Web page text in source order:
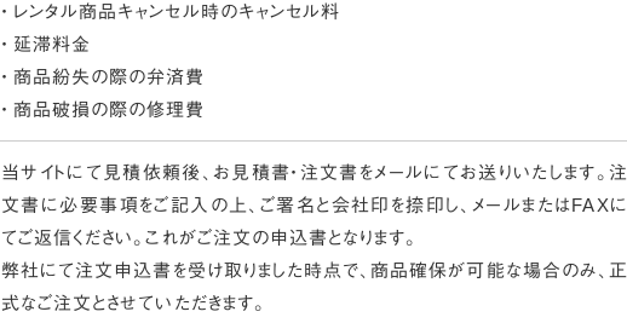
レンタル商品キャンセル時のキャンセル料
延滞料金
商品紛失の際の弁済費
商品破損の際の修理費
当サイトにて見積依頼後、お見積書・注文書をメールにてお送りいたします。注
文書に必要事項をご記入の上、ご署名と会社印を捺印し、メールまたはFAXに
てご返信ください。これがご注文の申込書となります。
弊社にて注文申込書を受け取りました時点で、商品確保が可能な場合のみ、正
式なご注文とさせていただきます。